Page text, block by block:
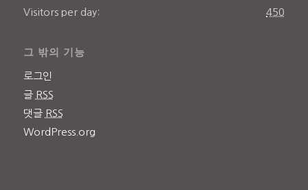
450
Visitors per day:
그 밖의 기능
로그인
글 RSS
댓글 RSS
WordPress.org